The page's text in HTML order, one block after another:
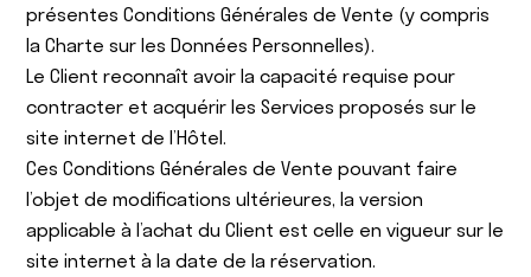
présentes Conditions Générales de Vente (y compris
la Charte sur les Données Personnelles).
Le Client reconnaît avoir la capacité requise pour
contracter et acquérir les Services proposés sur le
site internet de l’Hôtel.
Ces Conditions Générales de Vente pouvant faire
l’objet de modifications ultérieures, la version
applicable à l’achat du Client est celle en vigueur sur le
site internet à la date de la réservation.